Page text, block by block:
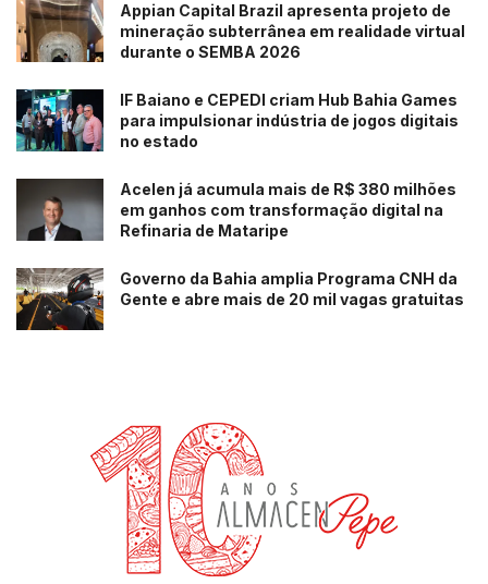
Appian Capital Brazil apresenta projeto de
mineração subterrânea em realidade virtual
durante o SEMBA 2026
IF Baiano e CEPEDI criam Hub Bahia Games
para impulsionar indústria de jogos digitais
no estado
Acelen já acumula mais de R$ 380 milhões
em ganhos com transformação digital na
Refinaria de Mataripe
Governo da Bahia amplia Programa CNH da
Gente e abre mais de 20 mil vagas gratuitas